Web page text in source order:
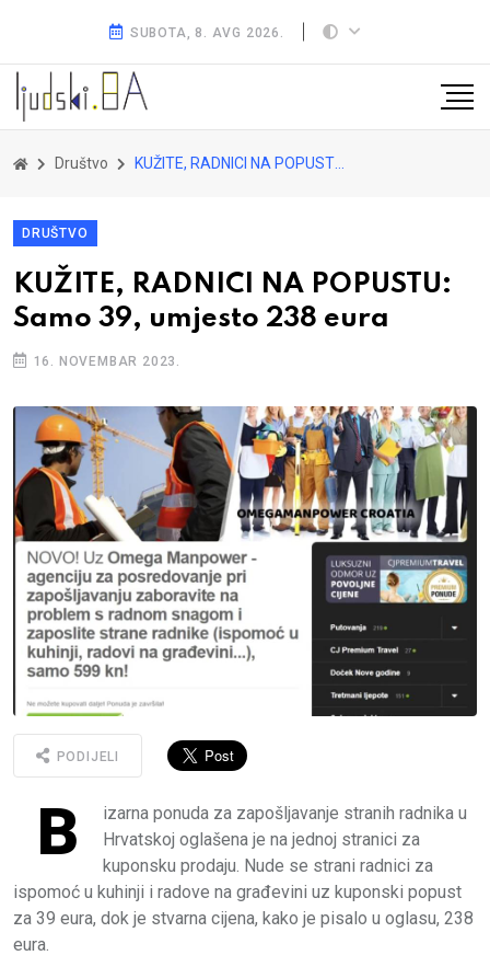
SUBOTA, 8. AVG 2026.
Društvo KUŽITE, RADNICI NA POPUSTU: Samo 39, umjesto 238 eura
DRUŠTVO
KUŽITE, RADNICI NA POPUSTU:
Samo 39, umjesto 238 eura
16. NOVEMBAR 2023.
PODIJELI
B
izarna ponuda za zapošljavanje stranih radnika u
Hrvatskoj oglašena je na jednoj stranici za
kuponsku prodaju. Nude se strani radnici za
ispomoć u kuhinji i radove na građevini uz kuponski popust
za 39 eura, dok je stvarna cijena, kako je pisalo u oglasu, 238
eura.